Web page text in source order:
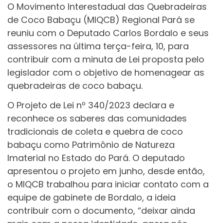
O Movimento Interestadual das Quebradeiras
de Coco Babaçu (MIQCB) Regional Pará se
reuniu com o Deputado Carlos Bordalo e seus
assessores na última terça-feira, 10, para
contribuir com a minuta de Lei proposta pelo
legislador com o objetivo de homenagear as
quebradeiras de coco babaçu.
O Projeto de Lei nº 340/2023 declara e
reconhece os saberes das comunidades
tradicionais de coleta e quebra de coco
babaçu como Patrimônio de Natureza
Imaterial no Estado do Pará. O deputado
apresentou o projeto em junho, desde então,
o MIQCB trabalhou para iniciar contato com a
equipe de gabinete de Bordalo, a ideia
contribuir com o documento, “deixar ainda